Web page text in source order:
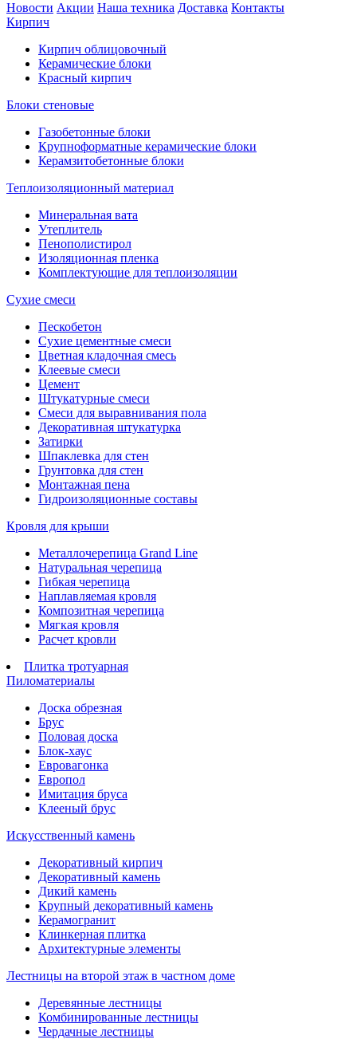
Новости Акции Наша техника Доставка Контакты
Кирпич
Кирпич облицовочный
Керамические блоки
Красный кирпич
Блоки стеновые
Газобетонные блоки
Крупноформатные керамические блоки
Керамзитобетонные блоки
Теплоизоляционный материал
Минеральная вата
Утеплитель
Пенополистирол
Изоляционная пленка
Комплектующие для теплоизоляции
Сухие смеси
Пескобетон
Сухие цементные смеси
Цветная кладочная смесь
Клеевые смеси
Цемент
Штукатурные смеси
Смеси для выравнивания пола
Декоративная штукатурка
Затирки
Шпаклевка для стен
Грунтовка для стен
Монтажная пена
Гидроизоляционные составы
Кровля для крыши
Металлочерепица Grand Line
Натуральная черепица
Гибкая черепица
Наплавляемая кровля
Композитная черепица
Мягкая кровля
Расчет кровли
Плитка тротуарная
Пиломатериалы
Доска обрезная
Брус
Половая доска
Блок-хаус
Евровагонка
Европол
Имитация бруса
Клееный брус
Искусственный камень
Декоративный кирпич
Декоративный камень
Дикий камень
Крупный декоративный камень
Керамогранит
Клинкерная плитка
Архитектурные элементы
Лестницы на второй этаж в частном доме
Деревянные лестницы
Комбинированные лестницы
Чердачные лестницы